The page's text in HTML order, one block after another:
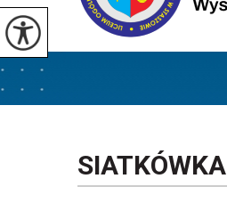
SIATKÓWKA